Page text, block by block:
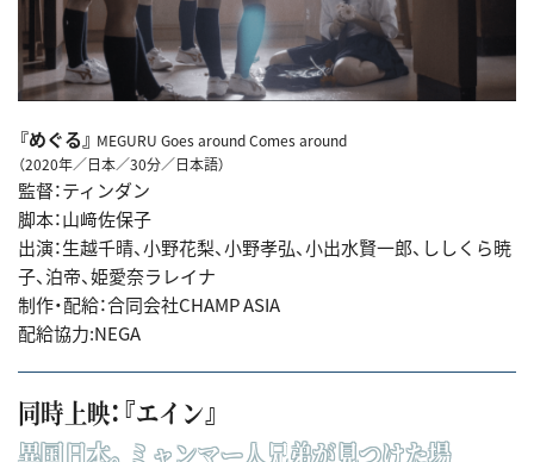
『めぐる』 MEGURU Goes around Comes around
（2020年／日本／30分／日本語）
監督：ティンダン
脚本：山﨑佐保子
出演：生越千晴、小野花梨、小野孝弘、小出水賢一郎、ししくら暁
子、泊帝、姫愛奈ラレイナ
制作・配給：合同会社CHAMP ASIA
配給協力:NEGA
同時上映：『エイン』
異国日本。ミャンマー人兄弟が見つけた場